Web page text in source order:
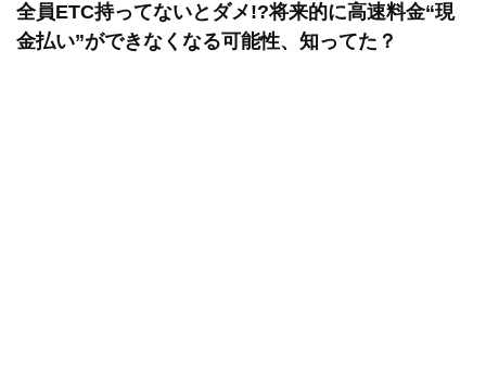
全員ETC持ってないとダメ!?将来的に高速料金“現
金払い”ができなくなる可能性、知ってた？